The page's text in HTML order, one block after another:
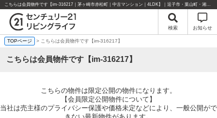
こちらは会員物件です【im-316217｜茅ヶ崎市赤松町｜中古マンション｜4LDK】｜逗子市・葉山町・湘南エリアの不動産のことならセンチュリー21リビングライフにお任せください！
検索 お知らせ
TOPページ > こちらは会員物件です【im-316217】
こちらは会員物件です【im-316217】
こちらの物件は限定公開の物件になります。
【会員限定公開物件について】
当社は売主様のプライバシー保護や価格未定などにより、一般公開がで